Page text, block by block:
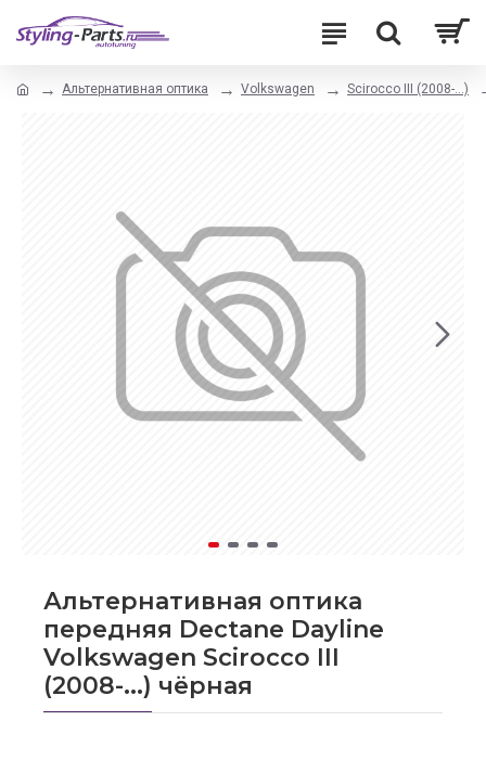
Альтернативная оптика Volkswagen Scirocco III (2008-...)
Альтернативная оптика
передняя Dectane Dayline
Volkswagen Scirocco III
(2008-...) чёрная